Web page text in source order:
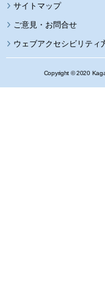
サイトマップ
ウェブアクセシビリティ
Copyright © 2020